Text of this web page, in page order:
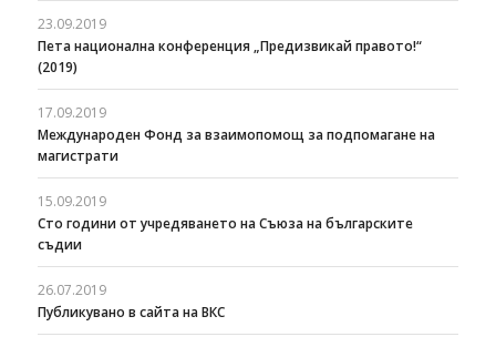
23.09.2019
Пета национална конференция „Предизвикай правото!“
(2019)
17.09.2019
Международен Фонд за взаимопомощ за подпомагане на
магистрати
15.09.2019
Сто години от учредяването на Съюза на българските
съдии
26.07.2019
Публикувано в сайта на ВКС